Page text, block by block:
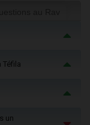
Téfila
un